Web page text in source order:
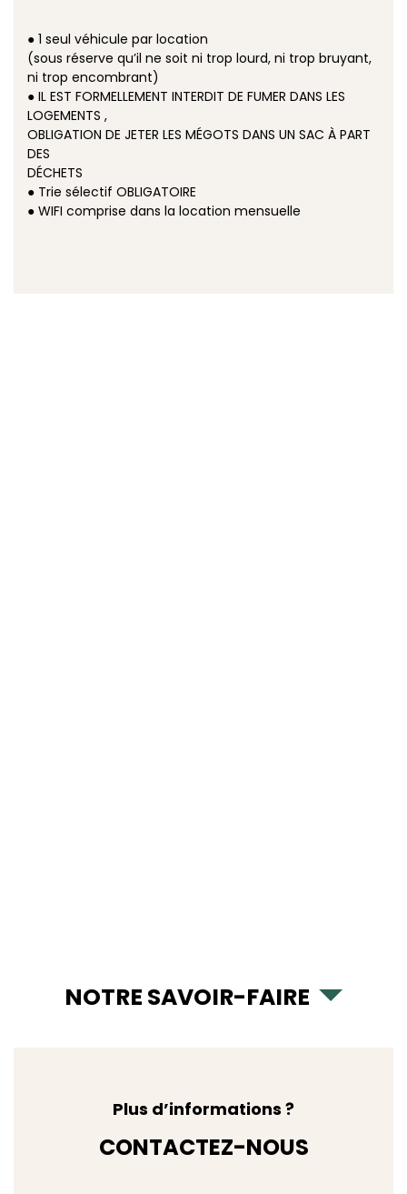
● 1 seul véhicule par location
(sous réserve qu’il ne soit ni trop lourd, ni trop bruyant,
ni trop encombrant)
● IL EST FORMELLEMENT INTERDIT DE FUMER DANS LES
LOGEMENTS ,
OBLIGATION DE JETER LES MÉGOTS DANS UN SAC À PART
DES
DÉCHETS
● Trie sélectif OBLIGATOIRE
● WIFI comprise dans la location mensuelle
NOTRE SAVOIR-FAIRE
Plus d’informations ?
CONTACTEZ-NOUS